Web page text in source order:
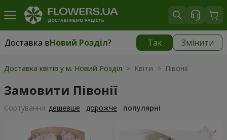
Доставка вНовий Розділ? Так Змінити
Доставка вНовий Розділ|
Доставка квітів у м. Новий Розділ > Квіти > Півонії
Замовити Півонії
Сортування: дешевше дорожче популярні